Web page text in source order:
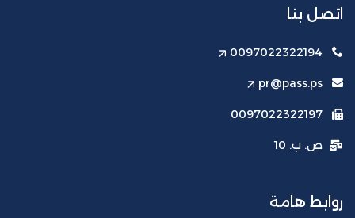
اتصل بنا
0097022322194
pr@pass.ps
0097022322197
ص. ب. 10
روابط هامة